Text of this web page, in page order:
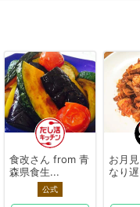
食改さん from 青
森県食生...
公式
お月
なり